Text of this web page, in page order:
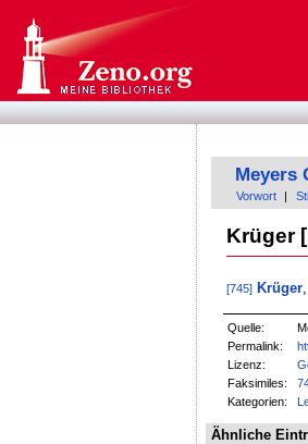
Meyers
Vorwort
Krüger
[745] Krüger,
Quelle:
Permalink:
Lizenz:
Faksimiles:
Kategorien:
Ähnliche